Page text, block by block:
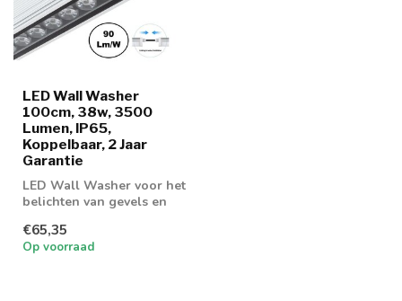
LED Wall Washer
100cm, 38w, 3500
Lumen, IP65,
Koppelbaar, 2 Jaar
Garantie
LED Wall Washer voor het
belichten van gevels en
€65,35
Op voorraad